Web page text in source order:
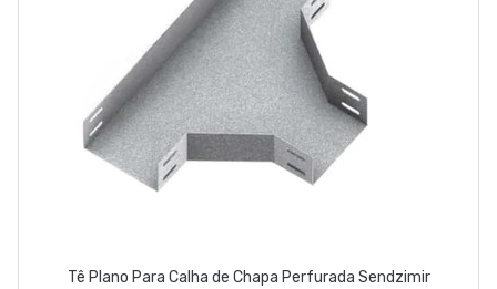
Tê Plano Para Calha de Chapa Perfurada Sendzimir